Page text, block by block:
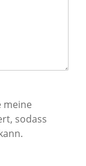
meine
sodass